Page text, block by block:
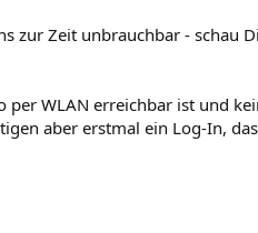
zur Zeit unbrauchbar - schau
per WLAN erreichbar ist und
aber erstmal ein Log-In,